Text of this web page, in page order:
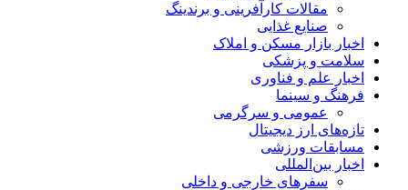
مقالات کارآفرینی و برندینگ
صنایع غذایی
اخبار بازار مسکن و املاک
سلامت و پزشکی
اخبار علم و فناوری
فرهنگ و سینما
عمومی و سرگرمی
تازه‌های ارز دیجیتال
مسابقات ورزشی
اخبار بین‌المللی
سفرهای خارجی و داخلی